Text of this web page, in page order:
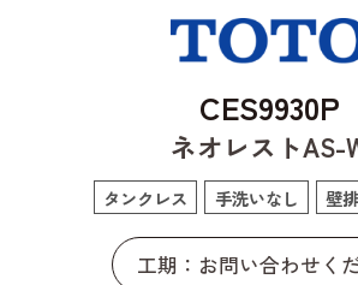
CES9930P
ネオレストAS-
タンクレス 手洗いなし 壁
工期：お問い合わせく